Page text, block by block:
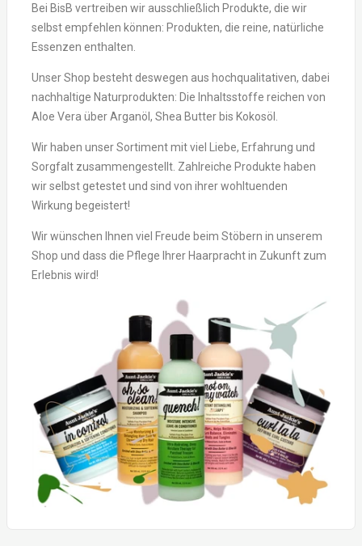
Bei BisB vertreiben wir ausschließlich Produkte, die wir
selbst empfehlen können: Produkten, die reine, natürliche
Essenzen enthalten.
Unser Shop besteht deswegen aus hochqualitativen, dabei
nachhaltige Naturprodukten: Die Inhaltsstoffe reichen von
Aloe Vera über Arganöl, Shea Butter bis Kokosöl.
Wir haben unser Sortiment mit viel Liebe, Erfahrung und
Sorgfalt zusammengestellt. Zahlreiche Produkte haben
wir selbst getestet und sind von ihrer wohltuenden
Wirkung begeistert!
Wir wünschen Ihnen viel Freude beim Stöbern in unserem
Shop und dass die Pflege Ihrer Haarpracht in Zukunft zum
Erlebnis wird!